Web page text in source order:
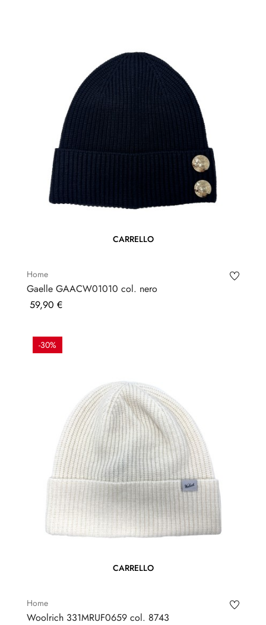
CARRELLO
Home
Gaelle GAACW01010 col. nero
Prezzo
59,90 €
-30%
CARRELLO
Home
Woolrich 331MRUF0659 col. 8743